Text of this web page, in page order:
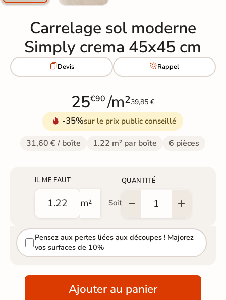
Carrelage sol moderne
Simply crema 45x45 cm
Devis Rappel
25€90 /m²39,85 €
-35%sur le prix public conseillé
31,60 € / boîte 1.22 m² par boîte 6 pièces
IL ME FAUT
m² Soit
QUANTITÉ
Pensez aux pertes liées aux découpes ! Majorez
vos surfaces de 10%
Ajouter au panier